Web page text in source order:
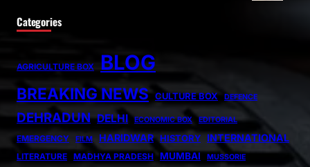
Categories
AGRICULTURE BOX BLOG
BREAKING NEWS CULTURE BOX DEFENCE
DEHRADUN DELHI ECONOMIC BOX EDITORIAL
EMERGENCY FILM HARIDWAR HISTORY INTERNATIONAL
LITERATURE MADHYA PRADESH MUMBAI MUSSORIE